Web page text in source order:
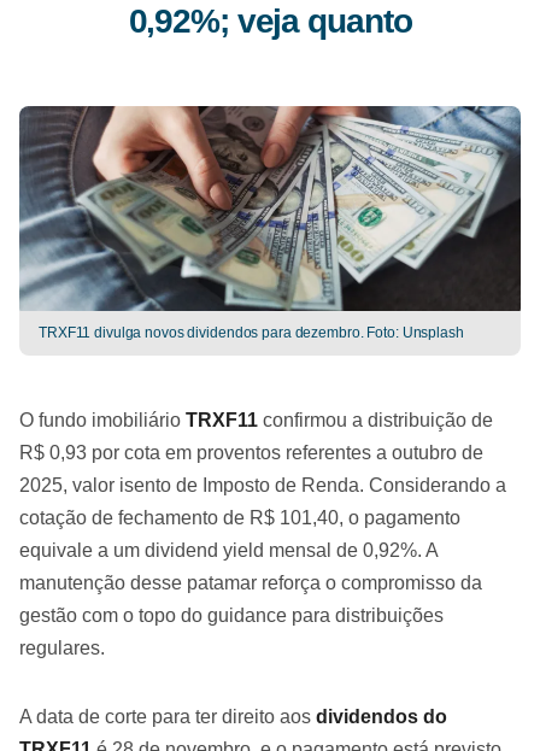
0,92%; veja quanto
TRXF11 divulga novos dividendos para dezembro. Foto: Unsplash
O fundo imobiliário TRXF11 confirmou a distribuição de
R$ 0,93 por cota em proventos referentes a outubro de
2025, valor isento de Imposto de Renda. Considerando a
cotação de fechamento de R$ 101,40, o pagamento
equivale a um dividend yield mensal de 0,92%. A
manutenção desse patamar reforça o compromisso da
gestão com o topo do guidance para distribuições
regulares.
A data de corte para ter direito aos dividendos do